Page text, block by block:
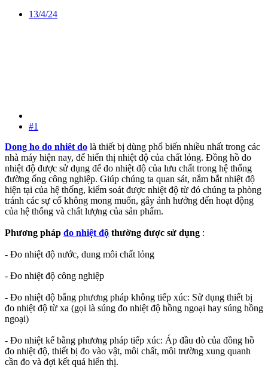
13/4/24
#1
Dong ho do nhiêt do là thiết bị dùng phổ biến nhiều nhất trong các
nhà máy hiện nay, để hiển thị nhiệt độ của chất lỏng. Đồng hồ đo
nhiệt độ được sử dụng để đo nhiệt độ của lưu chất trong hệ thống
đường ống công nghiệp. Giúp chúng ta quan sát, nắm bắt nhiệt độ
hiện tại của hệ thống, kiểm soát được nhiệt độ từ đó chúng ta phòng
tránh các sự cố không mong muốn, gây ảnh hưởng đến hoạt động
của hệ thống và chất lượng của sản phẩm.
Phương pháp đo nhiệt độ thường được sử dụng :
- Đo nhiệt độ nước, dung môi chất lỏng
- Đo nhiệt độ công nghiệp
- Đo nhiệt độ bằng phương pháp không tiếp xúc: Sử dụng thiết bị
đo nhiệt độ từ xa (gọi là súng đo nhiệt độ hồng ngoại hay súng hồng
ngoại)
- Đo nhiệt kế bằng phương pháp tiếp xúc: Áp đầu dò của đồng hồ
đo nhiệt độ, thiết bị đo vào vật, môi chất, môi trường xung quanh
cần đo và đợi kết quá hiển thị.